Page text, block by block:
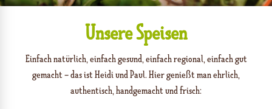
Unsere Speisen
Einfach natürlich, einfach gesund, einfach regional, einfach gut
gemacht – das ist Heidi und Paul. Hier genießt man ehrlich,
authentisch, handgemacht und frisch: